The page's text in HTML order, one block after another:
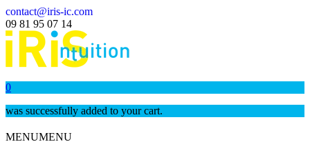
contact@iris-ic.com
09 81 95 07 14
0
was successfully added to your cart.
MENUMENU